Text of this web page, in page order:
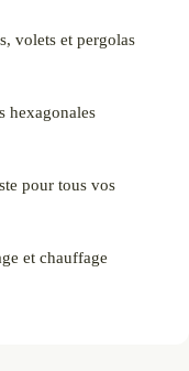
volets et pergolas
hexagonales
pour tous vos
et chauffage